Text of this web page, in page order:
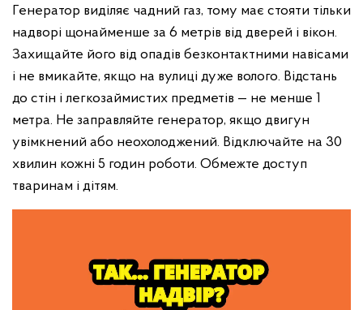
Генератор виділяє чадний газ, тому має стояти тільки
надворі щонайменше за 6 метрів від дверей і вікон.
Захищайте його від опадів безконтактними навісами
і не вмикайте, якщо на вулиці дуже волого. Відстань
до стін і легкозаймистих предметів — не менше 1
метра. Не заправляйте генератор, якщо двигун
увімкнений або неохолоджений. Відключайте на 30
хвилин кожні 5 годин роботи. Обмежте доступ
тваринам і дітям.